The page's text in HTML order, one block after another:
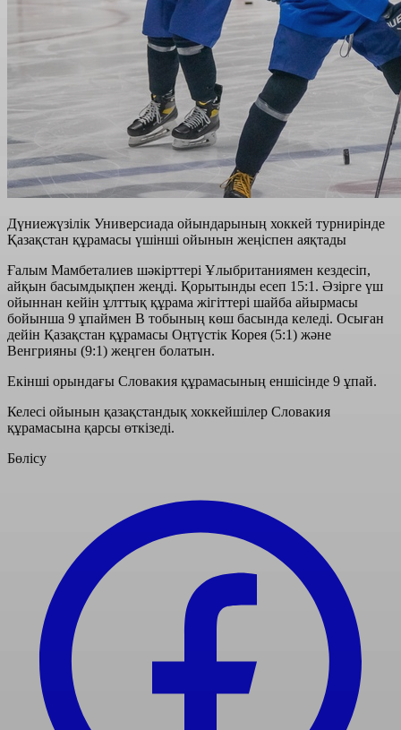
Дүниежүзілік Универсиада ойындарының хоккей турнирінде
Қазақстан құрамасы үшінші ойынын жеңіспен аяқтады
Ғалым Мамбеталиев шәкірттері Ұлыбританиямен кездесіп,
айқын басымдықпен жеңді. Қорытынды есеп 15:1. Әзірге үш
ойыннан кейін ұлттық құрама жігіттері шайба айырмасы
бойынша 9 ұпаймен В тобының көш басында келеді. Осыған
дейін Қазақстан құрамасы Оңтүстік Корея (5:1) және
Венгрияны (9:1) жеңген болатын.
Екінші орындағы Словакия құрамасының еншісінде 9 ұпай.
Келесі ойынын қазақстандық хоккейшілер Словакия
құрамасына қарсы өткізеді.
Бөлісу